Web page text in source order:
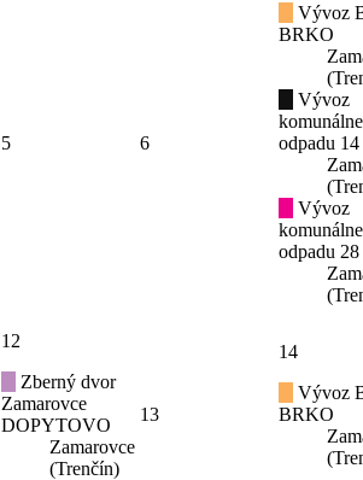
5 6
Vývoz
BRKO
Vývoz
odpadu
Vývoz
odpadu
12
Zberný dvor
Zamarovce
DOPYTOVO
Zamarovce
(Trenčín)
13
14
Vývoz
BRKO